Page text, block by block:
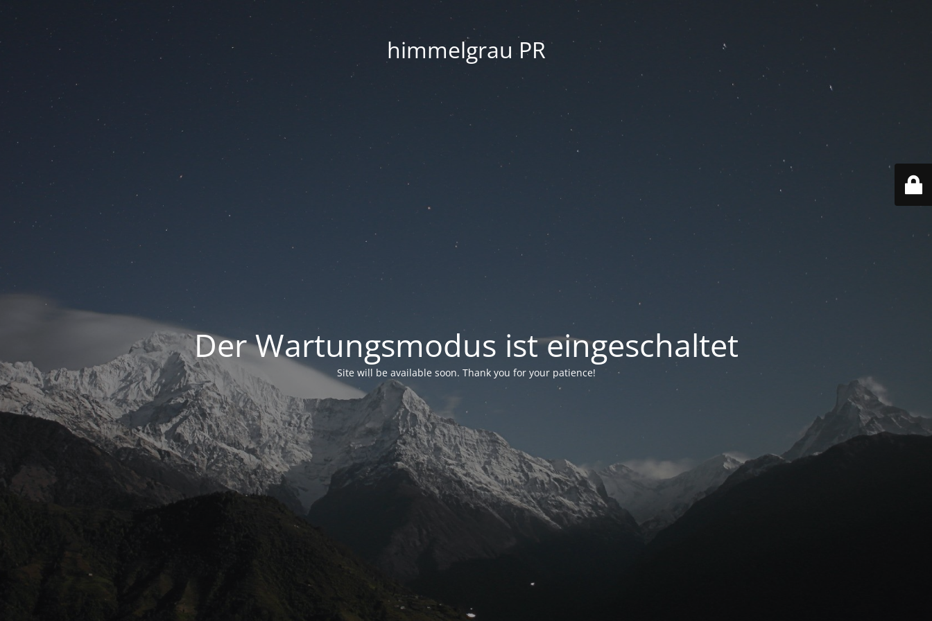
himmelgrau PR
Der Wartungsmodus ist eingeschaltet
Site will be available soon. Thank you for your patience!